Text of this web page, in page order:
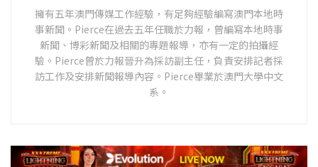
擁有五年澳門傳媒工作經驗，有足夠經驗編寫澳門本地時
事新聞。Pierce在過去五年任職於力報，曾編寫本地時事
新聞、博彩新聞及相關的專題報導，亦有一定的拍攝經
驗。Pierce曾於力報晉升為採訪副主任，負責安排記者採
訪工作及安排新聞報導內容。Pierce畢業於澳門大學中文
系。